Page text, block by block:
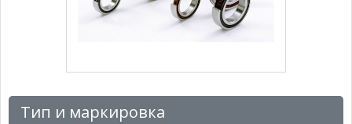
Тип и маркировка